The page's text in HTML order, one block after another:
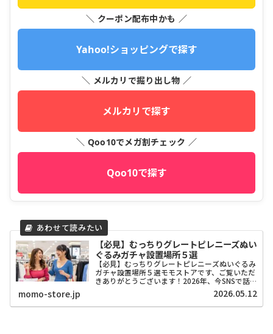
＼ クーポン配布中かも ／
Yahoo!ショッピングで探す
＼ メルカリで掘り出し物 ／
メルカリで探す
＼ Qoo10でメガ割チェック ／
Qoo10で探す
【必見】むっちりグレートピレニーズぬい
ぐるみガチャ設置場所５選
【必見】むっちりグレートピレニーズぬいぐるみ
ガチャ設置場所５選モモストアです、ご覧いただ
きありがとうございます！2026年、今SNSで話
題沸騰中の「むっちりグレートピレニーズぬいぐ
るみ」のガチャ、もう手に入れましたか？あの絶
妙な「むっちり感...
momo-store.jp 2026.05.12